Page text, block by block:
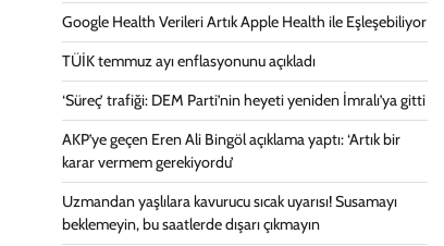
Google Health Verileri Artık Apple Health ile Eşleşebiliyor
TÜİK temmuz ayı enflasyonunu açıkladı
‘Süreç’ trafiği: DEM Parti’nin heyeti yeniden İmralı’ya gitti
AKP’ye geçen Eren Ali Bingöl açıklama yaptı: ‘Artık bir
karar vermem gerekiyordu’
Uzmandan yaşlılara kavurucu sıcak uyarısı! Susamayı
beklemeyin, bu saatlerde dışarı çıkmayın